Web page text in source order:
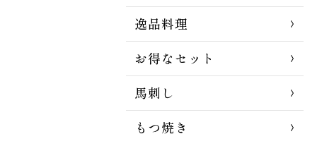
逸品料理
お得なセット
馬刺し
もつ焼き